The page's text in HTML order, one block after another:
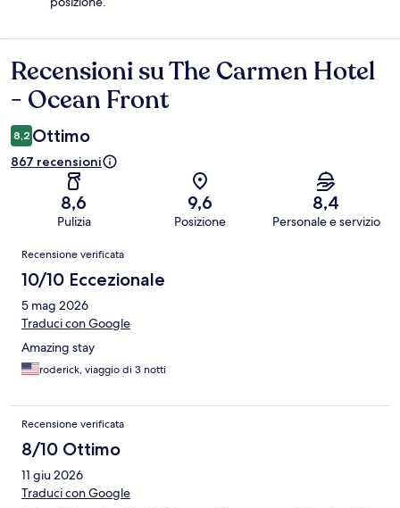
Recensioni
Recensioni su The Carmen Hotel
- Ocean Front
8,2 Ottimo
867 recensioni
8,6
Pulizia
9,6
Posizione
8,4
Personale e servizio
Recensioni
Recensione verificata
10/10 Eccezionale
5 mag 2026
Traduci con Google
Amazing stay
roderick, viaggio di 3 notti
Recensione verificata
8/10 Ottimo
11 giu 2026
Traduci con Google